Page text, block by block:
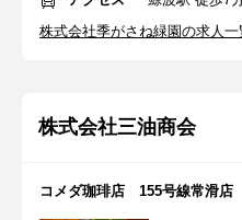
株式会社季がさね緑園の求人一
株式会社三油商会
コメダ珈琲店 155号線常滑店